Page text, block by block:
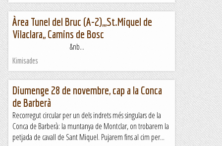
Àrea Tunel del Bruc (A-2),,,St.Miquel de
Vilaclara,, Camins de Bosc
&nb...
Kimisades
Diumenge 28 de novembre, cap a la Conca
de Barberà
Recorregut circular per un dels indrets més singulars de la
Conca de Barberà: la muntanya de Montclar, on trobarem la
petjada de cavall de Sant Miquel. Pujarem fins al cim per...